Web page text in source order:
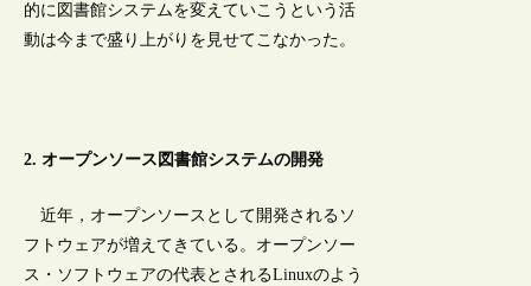
的に図書館システムを変えていこうという活
動は今まで盛り上がりを見せてこなかった。
2. オープンソース図書館システムの開発
近年，オープンソースとして開発されるソ
フトウェアが増えてきている。オープンソー
ス・ソフトウェアの代表とされるLinuxのよう